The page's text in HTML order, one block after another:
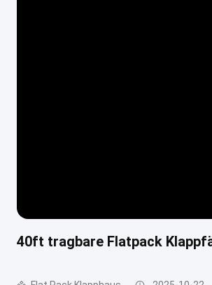
40ft tragbare Flatpack